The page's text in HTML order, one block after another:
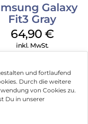
und fortlaufend
Durch die weitere
von Cookies zu.
Du in unserer
Galaxy
Fit3 Gray
64,90€
inkl. MwSt.